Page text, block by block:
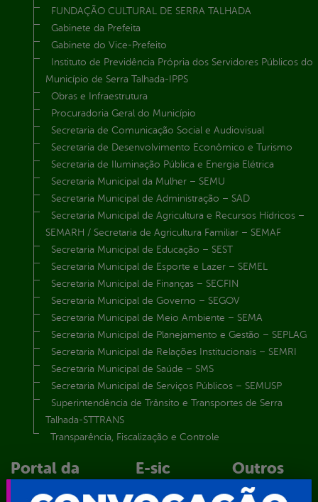
FUNDAÇÃO CULTURAL DE SERRA TALHADA
Gabinete da Prefeita
Gabinete do Vice-Prefeito
Instituto de Previdência Própria dos Servidores Públicos do
Município de Serra Talhada-IPPS
Obras e Infraestrutura
Procuradoria Geral do Município
Secretaria de Comunicação Social e Audiovisual
Secretaria de Desenvolvimento Econômico e Turismo
Secretaria de Iluminação Pública e Energia Elétrica
Secretaria Municipal da Mulher – SEMU
Secretaria Municipal de Administração – SAD
Secretaria Municipal de Agricultura e Recursos Hídricos –
SEMARH / Secretaria de Agricultura Familiar – SEMAF
Secretaria Municipal de Educação – SEST
Secretaria Municipal de Esporte e Lazer – SEMEL
Secretaria Municipal de Finanças – SECFIN
Secretaria Municipal de Governo – SEGOV
Secretaria Municipal de Meio Ambiente – SEMA
Secretaria Municipal de Planejamento e Gestão – SEPLAG
Secretaria Municipal de Relações Institucionais – SEMRI
Secretaria Municipal de Saúde – SMS
Secretaria Municipal de Serviços Públicos – SEMUSP
Superintendência de Trânsito e Transportes de Serra
Talhada-STTRANS
Transparência, Fiscalização e Controle
Portal da
E-sic
Como
Outros
Serviços